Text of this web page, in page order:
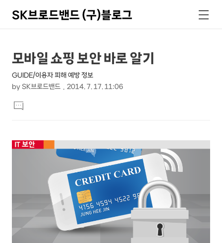
SK브로드밴드 (구)블로그
색
메
뉴
상
세
컨
텐
본
제
목
모바일 쇼핑 보안 바로 알기
GUIDE/이용자 피해 예방 정보
by SK브로드밴드 2014. 7. 17. 11:06
문
댓
글